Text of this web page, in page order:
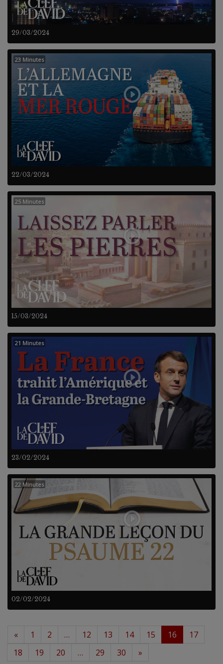
29/03/2024
22/03/2024
23 Minutes
15/03/2024
25 Minutes
23/02/2024
21 Minutes
02/02/2024
22 Minutes
« 1 2 … 12 13 14 15 16
17
18
19 20 … 29 30 »